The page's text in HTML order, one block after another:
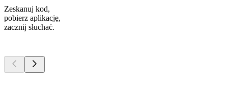
Zeskanuj kod,
pobierz aplikację,
zacznij słuchać.